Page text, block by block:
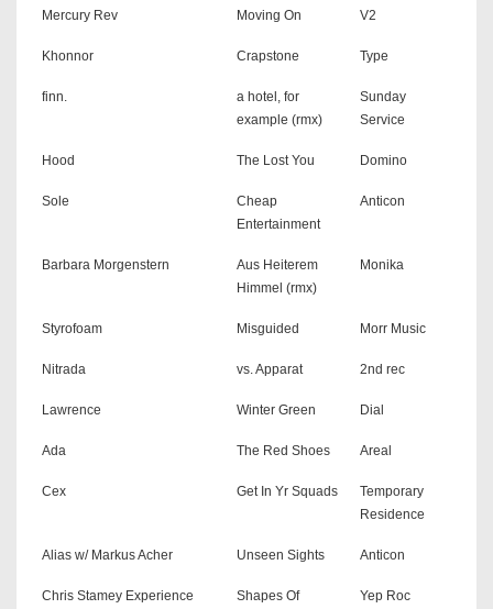
Mercury Rev Moving On V2
Khonnor Crapstone Type
finn.
a hotel, for
example (rmx)
Sunday
Service
Hood The Lost You Domino
Sole
Cheap
Entertainment
Anticon
Barbara Morgenstern
Aus Heiterem
Himmel (rmx)
Monika
Styrofoam Misguided Morr Music
Nitrada vs. Apparat 2nd rec
Lawrence Winter Green Dial
Ada The Red Shoes Areal
Cex Get In Yr Squads
Temporary
Residence
Alias w/ Markus Acher Unseen Sights Anticon
Chris Stamey Experience
Shapes Of
Yep Roc